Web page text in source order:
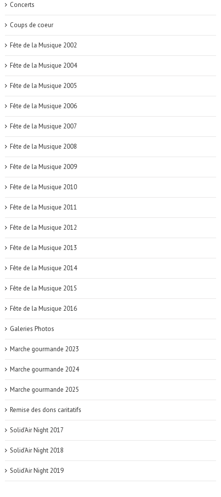
Concerts
Coups de coeur
Fête de la Musique 2002
Fête de la Musique 2004
Fête de la Musique 2005
Fête de la Musique 2006
Fête de la Musique 2007
Fête de la Musique 2008
Fête de la Musique 2009
Fête de la Musique 2010
Fête de la Musique 2011
Fête de la Musique 2012
Fête de la Musique 2013
Fête de la Musique 2014
Fête de la Musique 2015
Fête de la Musique 2016
Galeries Photos
Marche gourmande 2023
Marche gourmande 2024
Marche gourmande 2025
Remise des dons caritatifs
Solid'Air Night 2017
Solid'Air Night 2018
Solid'Air Night 2019